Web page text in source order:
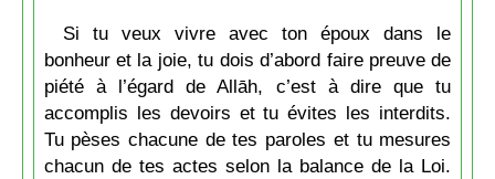
Si tu veux vivre avec ton époux dans le
bonheur et la joie, tu dois d’abord faire preuve de
piété à l’égard de Allāh, c’est à dire que tu
accomplis les devoirs et tu évites les interdits.
Tu pèses chacune de tes paroles et tu mesures
chacun de tes actes selon la balance de la Loi.